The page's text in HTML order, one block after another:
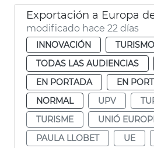
modificado hace 22 días
INNOVACIÓN
TURISMO
TODAS LAS AUDIENCIAS
EN PORTADA
EN
NORMAL
UPV
TURISME
UNIÓ
PAULA LLOBET
UE